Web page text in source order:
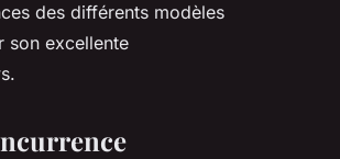
des différents modèles
son excellente
.